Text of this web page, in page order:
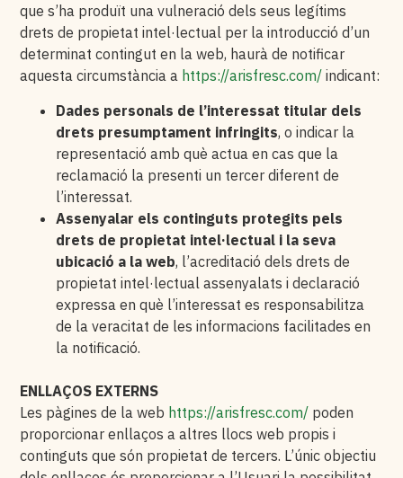
que s’ha produït una vulneració dels seus legítims
drets de propietat intel·lectual per la introducció d’un
determinat contingut en la web, haurà de notificar
aquesta circumstància a https://arisfresc.com/ indicant:
Dades personals de l’interessat titular dels
drets presumptament infringits, o indicar la
representació amb què actua en cas que la
reclamació la presenti un tercer diferent de
l’interessat.
Assenyalar els continguts protegits pels
drets de propietat intel·lectual i la seva
ubicació a la web, l’acreditació dels drets de
propietat intel·lectual assenyalats i declaració
expressa en què l’interessat es responsabilitza
de la veracitat de les informacions facilitades en
la notificació.
ENLLAÇOS EXTERNS
Les pàgines de la web https://arisfresc.com/ poden
proporcionar enllaços a altres llocs web propis i
continguts que són propietat de tercers. L’únic objectiu